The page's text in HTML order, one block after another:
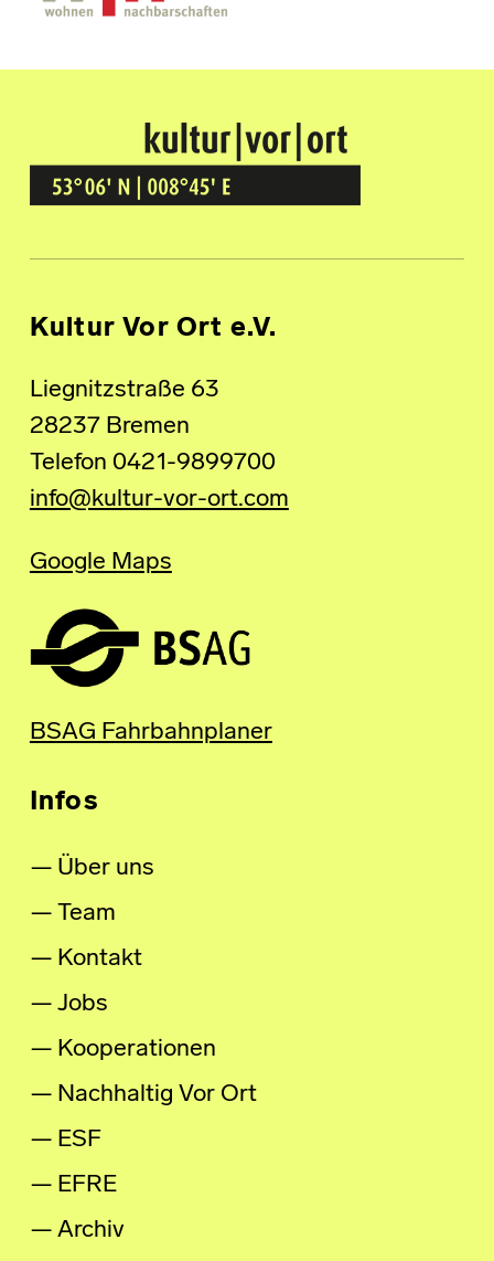
Kultur Vor Ort
BREMEN GRÖPELINGEN
Kultur Vor Ort e.V.
Liegnitzstraße 63
28237 Bremen
Telefon 0421-9899700
info@kultur-vor-ort.com
Google Maps
BSAG Fahrbahnplaner
Infos
Über uns
Team
Kontakt
Jobs
Kooperationen
Nachhaltig Vor Ort
ESF
EFRE
Archiv